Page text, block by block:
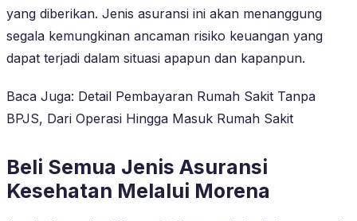
yang diberikan. Jenis asuransi ini akan menanggung
segala kemungkinan ancaman risiko keuangan yang
dapat terjadi dalam situasi apapun dan kapanpun.
Baca Juga: Detail Pembayaran Rumah Sakit Tanpa
BPJS, Dari Operasi Hingga Masuk Rumah Sakit
Beli Semua Jenis Asuransi
Kesehatan Melalui Morena